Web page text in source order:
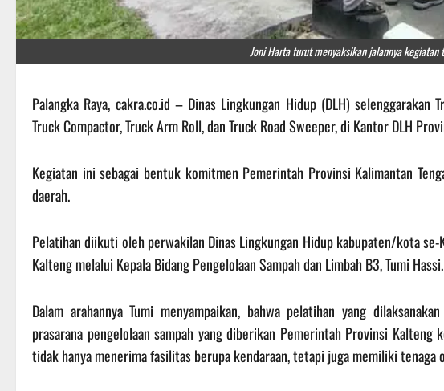
Joni Harta turut menyaksikan jalannya kegiatan
Palangka Raya, cakra.co.id – Dinas Lingkungan Hidup (DLH) selenggarakan
Truck Compactor, Truck Arm Roll, dan Truck Road Sweeper, di Kantor DLH
Kegiatan ini sebagai bentuk komitmen Pemerintah Provinsi Kalimantan
daerah.
Pelatihan diikuti oleh perwakilan Dinas Lingkungan Hidup kabupaten/kota se-
Kalteng melalui Kepala Bidang Pengelolaan Sampah dan Limbah B3, Tumi Hassi.
Dalam arahannya Tumi menyampaikan, bahwa pelatihan yang
prasarana pengelolaan sampah yang diberikan Pemerintah Provinsi Kalteng
tidak hanya menerima fasilitas berupa kendaraan, tetapi juga memiliki